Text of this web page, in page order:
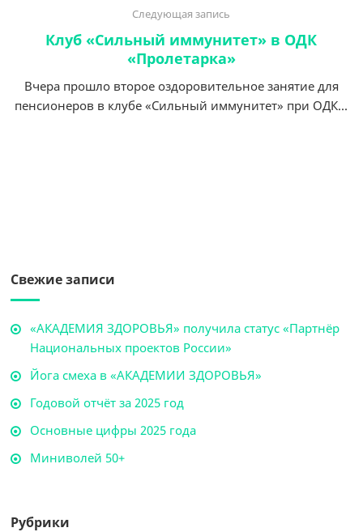
Следующая запись
Клуб «Сильный иммунитет» в ОДК
«Пролетарка»
Вчера прошло второе оздоровительное занятие для
пенсионеров в клубе «Сильный иммунитет» при ОДК...
Свежие записи
«АКАДЕМИЯ ЗДОРОВЬЯ» получила статус «Партнёр
Национальных проектов России»
Йога смеха в «АКАДЕМИИ ЗДОРОВЬЯ»
Годовой отчёт за 2025 год
Основные цифры 2025 года
Миниволей 50+
Рубрики